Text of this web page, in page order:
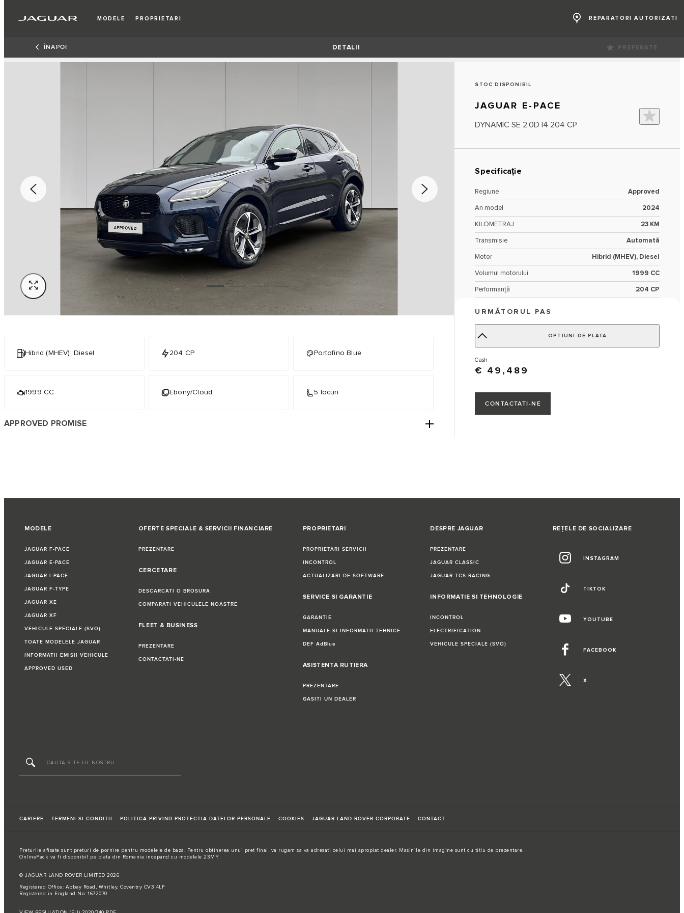
MODELE PROPRIETARI REPARATORI AUTORIZATI
ÎNAPOI DETALII ‎PREFERATE
Hibrid (MHEV), Diesel 204 CP Portofino Blue
1999 CC Ebony/Cloud 5 locuri
APPROVED PROMISE
STOC DISPONIBIL
JAGUAR E-PACE
DYNAMIC SE 2.0D I4 204 CP
Specificație
Regiune
Approved
An model
2024
KILOMETRAJ
23 KM
Transmisie
Automată
Motor
Hibrid (MHEV), Diesel
Volumul motorului
1999 CC
Performanță
204 CP
Caracteristici exterioare
Caracteristici scaune şi interior
Ebony/Cloud
Numar de locuri
URMĂTORUL PAS
OPTIUNI DE PLATA
cash
€ 49,489
CONTACTATI-NE
MODELE
JAGUAR F-PACE
JAGUAR E-PACE
JAGUAR I-PACE
JAGUAR F-TYPE
JAGUAR XE
JAGUAR XF
VEHICULE SPECIALE (SVO)
TOATE MODELELE JAGUAR
INFORMATII EMISII VEHICULE
APPROVED USED
OFERTE SPECIALE & SERVICII FINANCIARE
PREZENTARE
CERCETARE
DESCARCATI O BROSURA
COMPARATI VEHICULELE NOASTRE
FLEET & BUSINESS
PREZENTARE
CONTACTATI-NE
PROPRIETARI
PROPRIETARI SERVICII
INCONTROL
ACTUALIZARI DE SOFTWARE
SERVICE SI GARANTIE
GARANTIE
MANUALE SI INFORMATII TEHNICE
DEF AdBlue
ASISTENTA RUTIERA
PREZENTARE
GASITI UN DEALER
DESPRE JAGUAR
PREZENTARE
JAGUAR CLASSIC
JAGUAR TCS RACING
INFORMATIE SI TEHNOLOGIE
INCONTROL
ELECTRIFICATION
VEHICULE SPECIALE (SVO)
REȚELE DE SOCIALIZARE
INSTAGRAM
TIKTOK
YOUTUBE
FACEBOOK
X
CARIERE TERMENI SI CONDITII POLITICA PRIVIND PROTECTIA DATELOR PERSONALE COOKIES JAGUAR LAND ROVER CORPORATE CONTACT
Preturile afisate sunt preturi de pornire pentru modelele de baza. Pentru obtinerea unui pret final, va rugam sa va adresati celui mai apropiat dealer. Masinile din imagine sunt cu titlu de prezentare.
OnlinePack va fi disponibil pe piata din Romania incepand cu modelele 23MY.
© JAGUAR LAND ROVER LIMITED 2026
Registered Office: Abbey Road, Whitley, Coventry CV3 4LF
Registered in England No: 1672070